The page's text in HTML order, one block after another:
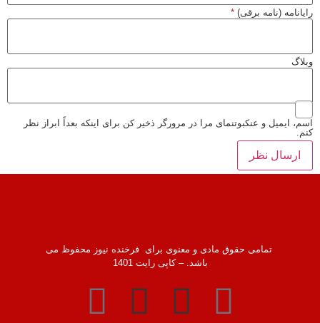
رایانامه (نامه برقی)*
وبلاگ
اسم، ایمیل و عنکبوتنمای مرا در مرورگر ذخیر کن برای اینکه بعداً ابراز نظر
کنم.
تمامی حقوق مادی و معنوی برای فرخنده نیوز محفوظ می
باشد. – کاپی رایت 1401